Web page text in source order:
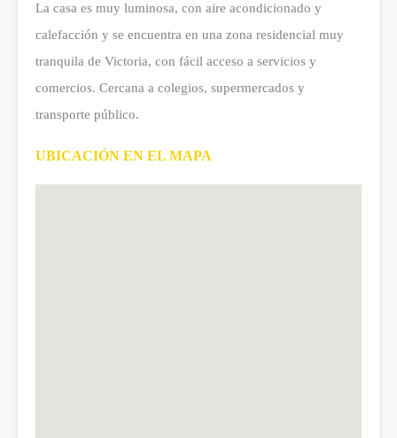
La casa es muy luminosa, con aire acondicionado y
calefacción y se encuentra en una zona residencial muy
tranquila de Victoria, con fácil acceso a servicios y
comercios. Cercana a colegios, supermercados y
transporte público.
UBICACIÓN EN EL MAPA